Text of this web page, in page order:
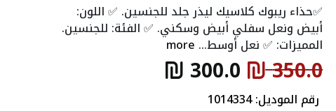
✅حذاء ريبوك كلاسيك ليذر جلد للجنسين. ✅ اللون:
أبيض ونعل سفلي أبيض وسكني. ✅ الفئة: للجنسين.
المميزات: ✅ نعل أوسط... more
350.0
300.0
رقم الموديل:1014334